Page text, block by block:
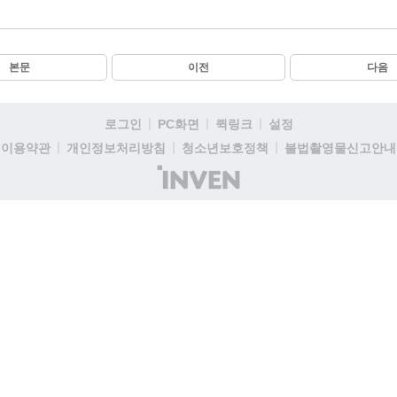
본문 이전 다음
로그인 PC화면 퀵링크
설정
이용약관
개인정보처리방침 청소년보호정책
불법촬영물신고안내
(주)
인